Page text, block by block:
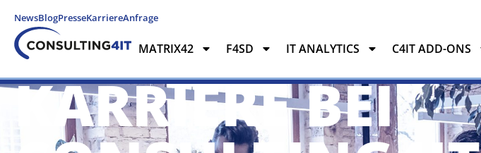
NewsBlogPresseKarriereAnfrage
MATRIX42 F4SD IT ANALYTICS C4IT ADD-ONS
MATRIX42 F4SD IT ANALYTICS C4IT ADD-ONS
KARRIERE BEI